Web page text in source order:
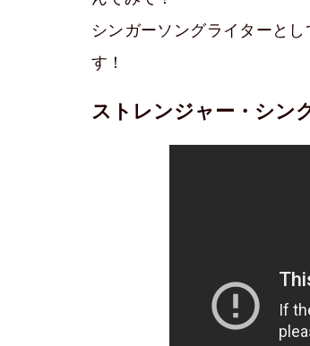
シンガーソングライターと
す！
ストレンジャー・シン